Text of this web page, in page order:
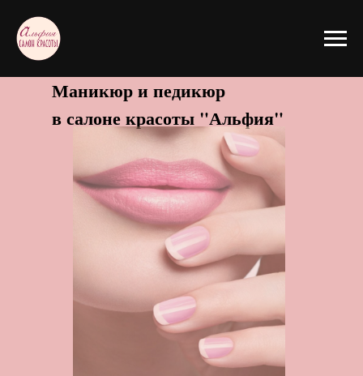
Маникюр и педикюр
в салоне красоты "Альфия"